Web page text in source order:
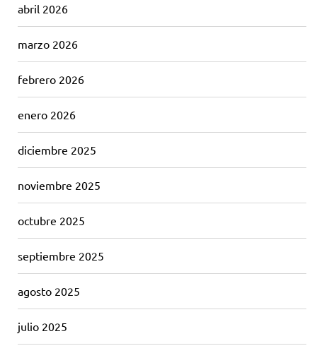
abril 2026
marzo 2026
febrero 2026
enero 2026
diciembre 2025
noviembre 2025
octubre 2025
septiembre 2025
agosto 2025
julio 2025